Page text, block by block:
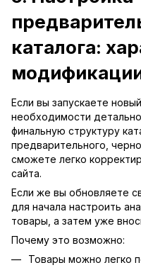
каталога:
Если вы запускаете
необходимости
финальную структуру
предварительного,
сможете легко
сайта.
Если же вы обновляете
для начала настроить
товары, а затем уже
Почему это возможно:
Товары можно легко